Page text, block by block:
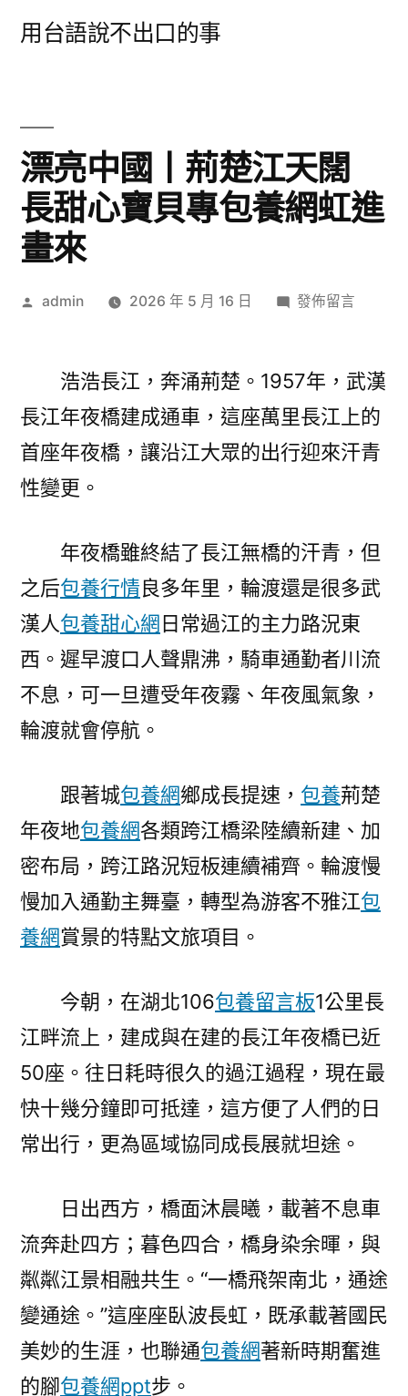
用台語說不出口的事
漂亮中國丨荊楚江天闊
長甜心寶貝專包養網虹進
畫來
作
admin 2026 年 5 月 16 日
在
中
丨
荊
闊
長
心
寶
貝
專
網
虹
進
畫
發佈留言
浩浩長江，奔涌荊楚。1957年，武漢
長江年夜橋建成通車，這座萬里長江上的
首座年夜橋，讓沿江大眾的出行迎來汗青
性變更。
年夜橋雖終結了長江無橋的汗青，但
之后包養行情良多年里，輪渡還是很多武
漢人包養甜心網日常過江的主力路況東
西。遲早渡口人聲鼎沸，騎車通勤者川流
不息，可一旦遭受年夜霧、年夜風氣象，
輪渡就會停航。
跟著城包養網鄉成長提速， 包養荊楚
年夜地包養網各類跨江橋梁陸續新建、加
密布局，跨江路況短板連續補齊。輪渡慢
慢加入通勤主舞臺，轉型為游客不雅江包
養網賞景的特點文旅項目。
今朝，在湖北106包養留言板1公里長
江畔流上，建成與在建的長江年夜橋已近
50座。往日耗時很久的過江過程，現在最
快十幾分鐘即可抵達，這方便了人們的日
常出行，更為區域協同成長展就坦途。
日出西方，橋面沐晨曦，載著不息車
流奔赴四方；暮色四合，橋身染余暉，與
粼粼江景相融共生。“一橋飛架南北，通途
變通途。”這座座臥波長虹，既承載著國民
美妙的生涯，也聯通包養網著新時期奮進
的腳包養網ppt步。